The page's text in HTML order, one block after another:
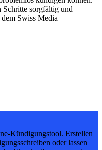
Schritte sorgfältig und
Swiss Media
Kündigungstool. Erstellen
oder lassen